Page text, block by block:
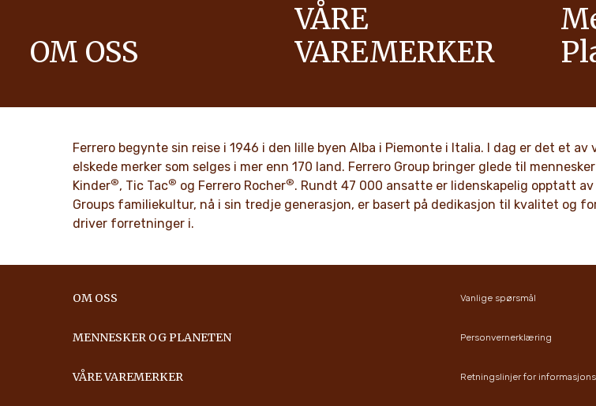
OM OSS
OPPDAG MER
VÅRE
VAREMERKER
OPPDAG MER
Ferrero begynte sin reise i 1946 i den lille byen Alba i Piemonte i Italia. I dag er det et
elskede merker som selges i mer enn 170 land. Ferrero Group bringer glede til
Kinder®, Tic Tac® og Ferrero Rocher®. Rundt 47 000 ansatte er lidenskapelig opptatt
Groups familiekultur, nå i sin tredje generasjon, er basert på dedikasjon til kvalitet og
driver forretninger i.
OM OSS
MENNESKER OG PLANETEN
VÅRE VAREMERKER
Vanlige spørsmål
Personvernerklæring
Retningslinjer for